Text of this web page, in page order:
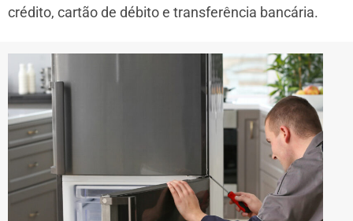
crédito, cartão de débito e transferência bancária.